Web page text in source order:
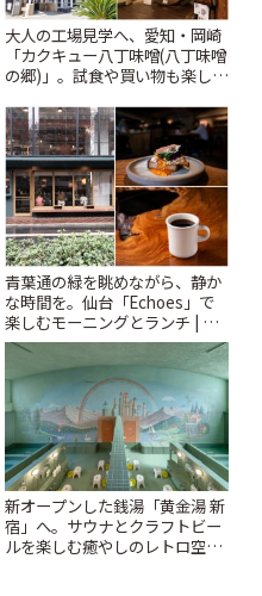
大人の工場見学へ、愛知・岡崎
「カクキュー八丁味噌(八丁味噌
の郷)」。試食や買い物も楽しみ
青葉通の緑を眺めながら、静か
な時間を。仙台「Echoes」で
楽しむモーニングとランチ | こ
とりっぷ
新オープンした銭湯「黄金湯 新
宿」へ。サウナとクラフトビー
ルを楽しむ癒やしのレトロ空間